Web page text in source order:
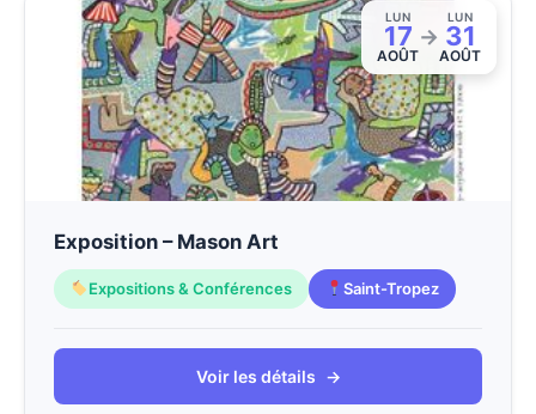
LUN
17
AOÛT
→
LUN
31
AOÛT
Exposition – Mason Art
Expositions & Conférences Saint-Tropez
Voir les détails →